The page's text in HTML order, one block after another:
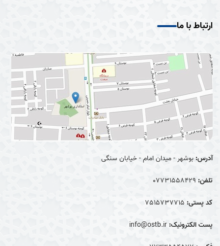
ارتباط با ما
آدرس: بوشهر - میدان امام - خیابان سنگی
تلفن: 07731558429
کد پستی: 7515737715
پست الکترونیک: info@ostb.ir